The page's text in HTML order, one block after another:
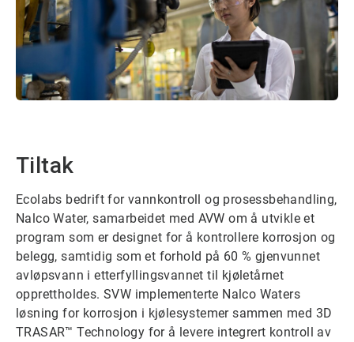
Tiltak
Ecolabs bedrift for vannkontroll og prosessbehandling,
Nalco Water, samarbeidet med AVW om å utvikle et
program som er designet for å kontrollere korrosjon og
belegg, samtidig som et forhold på 60 % gjenvunnet
avløpsvann i etterfyllingsvannet til kjøletårnet
opprettholdes. SVW implementerte Nalco Waters
løsning for korrosjon i kjølesystemer sammen med 3D
TRASAR™ Technology for å levere integrert kontroll av